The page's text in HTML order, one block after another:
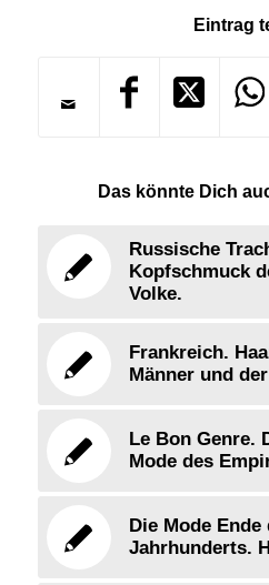
Eintrag
Das könnte Dich
Russische
Kopfschmuck
Volke.
Frankreich.
Männer und
Le Bon Genre.
Mode des
Die Mode Ende
Jahrhunderts.